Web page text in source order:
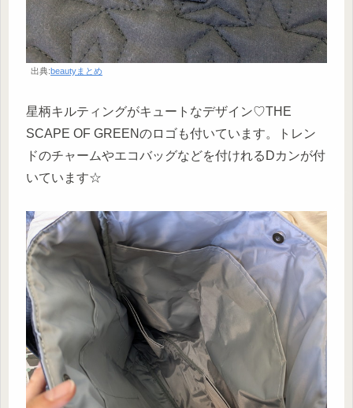
出典:beautyまとめ
星柄キルティングがキュートなデザイン♡THE
SCAPE OF GREENのロゴも付いています。トレン
ドのチャームやエコバッグなどを付けれるDカンが付
いています☆